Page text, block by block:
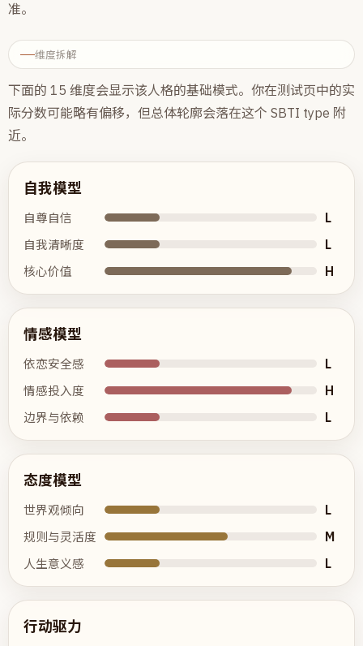
准。
维度拆解
下面的 15 维度会显示该人格的基础模式。你在测试页中的实
际分数可能略有偏移，但总体轮廓会落在这个 SBTI type 附
近。
自我模型
自尊自信 L
自我清晰度 L
核心价值 H
情感模型
依恋安全感 L
情感投入度 H
边界与依赖 L
态度模型
世界观倾向 L
规则与灵活度 M
人生意义感 L
行动驱力